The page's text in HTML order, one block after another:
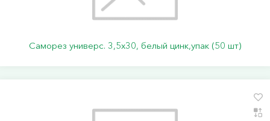
Саморез универс. 3,5х30, белый цинк,упак (50 шт)